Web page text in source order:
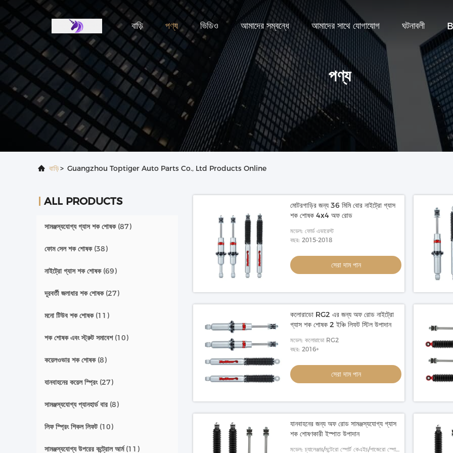
বাড়ি পণ্য ভিডিও আমাদের সম্বন্ধে আমাদের সাথে যোগাযোগ ঘটনাবলী
পণ্য
বাড়ি> Guangzhou Toptiger Auto Parts Co., Ltd Products Online
ALL PRODUCTS
সামঞ্জস্যযোগ্য গ্যাস শক শোষক(87)
ফোম সেল শক শোষক(38)
নাইট্রো গ্যাস শক শোষক(69)
দূরবর্তী জলাধার শক শোষক(27)
মনো টিউব শক শোষক(11)
শক শোষক এবং স্ট্রুট সমাবেশ(10)
কয়েলওভার শক শোষক(8)
যানবাহনের কয়েল স্প্রিং(27)
সামঞ্জস্যযোগ্য প্যানহার্ড বার (8)
লিফ স্প্রিং শিকল লিফট(10)
সামঞ্জস্যযোগ্য উপরের কন্ট্রোল আর্ম(11)
মোটরগাড়ির জন্য 36 মিমি বোর নাইট্রো গ্যাস
শক শোষক 4x4 অফ রোড
মডেল: ফোর্ড এভারেস্ট
বছর: 2015-2018
সেরা দাম পান
কলোরাডো RG2 এর জন্য অফ রোড নাইট্রো
গ্যাস শক শোষক 2 ইঞ্চি লিফট স্টিল উপাদান
মডেল: কলোরাডো RG2
বছর: 2016+
সেরা দাম পান
যানবাহনের জন্য অফ রোড সামঞ্জস্যযোগ্য গ্যাস
শক শোষণকারী ইস্পাত উপাদান
মডেল: চ্যালেঞ্জার/মন্টেরো স্পোর্ট কেএইচ/পাজেরো স্পোর্ট/